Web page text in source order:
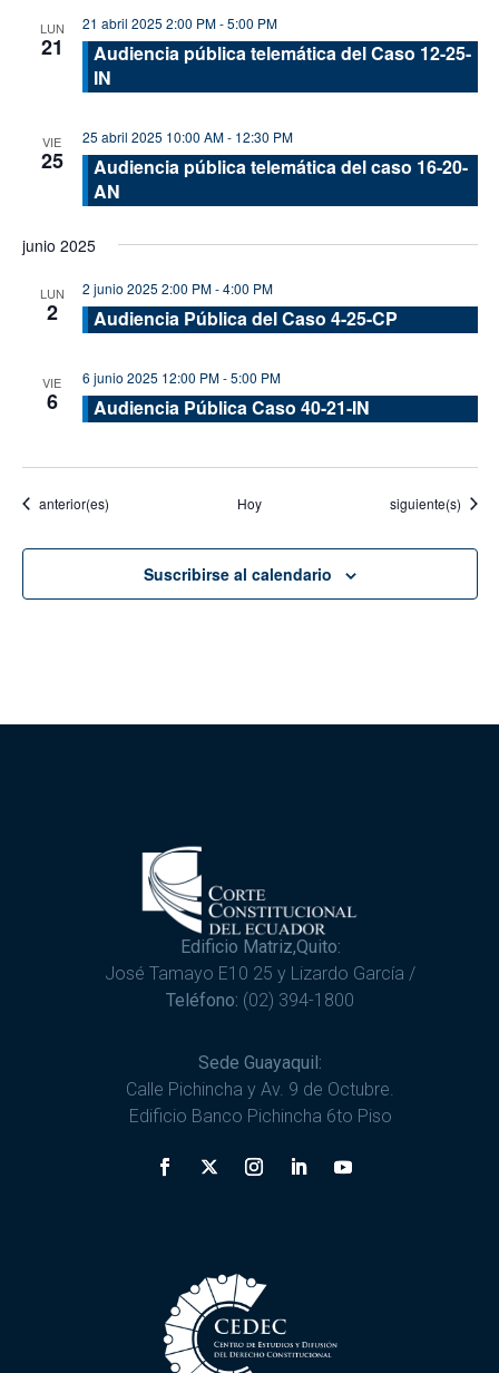
LUN
21
21 abril 2025 2:00 PM-5:00 PM
Audiencia pública telemática del Caso 12-25-
IN
VIE
25
25 abril 2025 10:00 AM- 12:30 PM
Audiencia pública telemática del caso 16-20-
AN
junio 2025
LUN
2
2 junio 2025 2:00 PM-4:00 PM
Audiencia Pública del Caso 4-25-CP
VIE
6
6 junio 2025 12:00 PM-5:00 PM
Audiencia Pública Caso 40-21-IN
Eventos
anterior(es) Hoy Eventos
siguiente(s)
Suscribirse al calendario
Edificio Matriz,Quito:
José Tamayo E10 25 y Lizardo García /
Teléfono: (02) 394-1800
Sede Guayaquil:
Calle Pichincha y Av. 9 de Octubre.
Edificio Banco Pichincha 6to Piso